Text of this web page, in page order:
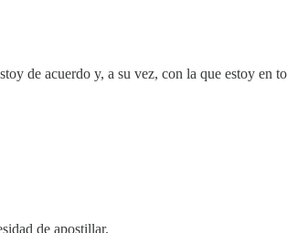
de acuerdo y, a su vez, con la que estoy en
de apostillar.